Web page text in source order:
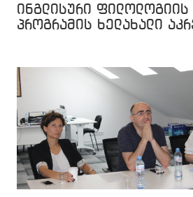
ინგლისური ფილოლოგიის
პროგრამის ხელახალი